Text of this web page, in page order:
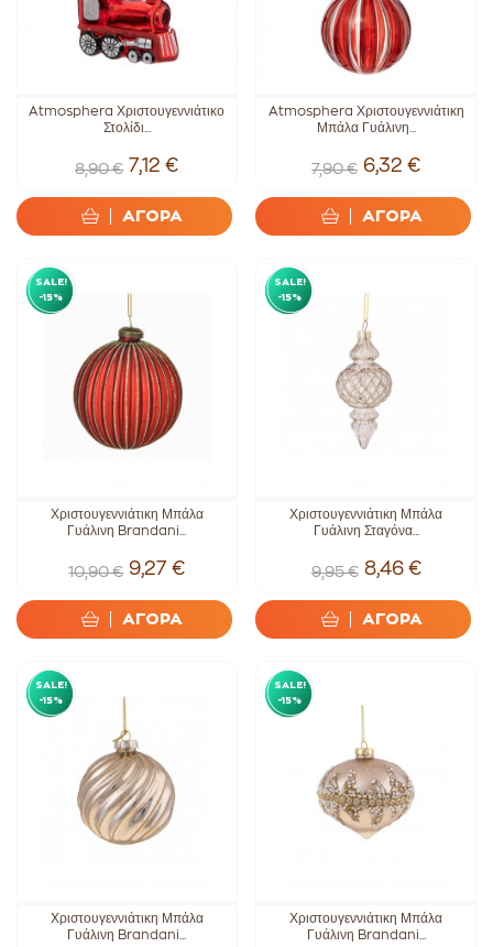
Atmosphera Χριστουγεννιάτικο
Στολίδι...
8,90 € 7,12 €
ΑΓΟΡΑ
Atmosphera Χριστουγεννιάτικη
Μπάλα Γυάλινη...
7,90 € 6,32 €
ΑΓΟΡΑ
SALE!
-15%
Χριστουγεννιάτικη Μπάλα
Γυάλινη Brandani...
10,90 € 9,27 €
ΑΓΟΡΑ
SALE!
-15%
Χριστουγεννιάτικη Μπάλα
Γυάλινη Σταγόνα...
9,95 € 8,46 €
ΑΓΟΡΑ
SALE!
-15%
Χριστουγεννιάτικη Μπάλα
Γυάλινη Brandani...
SALE!
-15%
Χριστουγεννιάτικη Μπάλα
Γυάλινη Brandani...